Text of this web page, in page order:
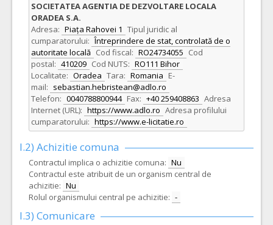
SOCIETATEA AGENTIA DE DEZVOLTARE LOCALA
ORADEA S.A.
Adresa: Piața Rahovei 1 Tipul juridic al
cumparatorului: Întreprindere de stat, controlată de o
autoritate locală Cod fiscal: RO24734055 Cod
postal: 410209 Cod NUTS: RO111 Bihor
Localitate: Oradea Tara: Romania E-
mail: sebastian.hebristean@adlo.ro
Telefon: 0040788800944 Fax: +40 259408863 Adresa
Internet (URL): https://www.adlo.ro Adresa profilului
cumparatorului: https://www.e-licitatie.ro
I.2) Achizitie comuna
Contractul implica o achizitie comuna: Nu
Contractul este atribuit de un organism central de
achizitie: Nu
Rolul organismului central pe achizitie: -
I.3) Comunicare